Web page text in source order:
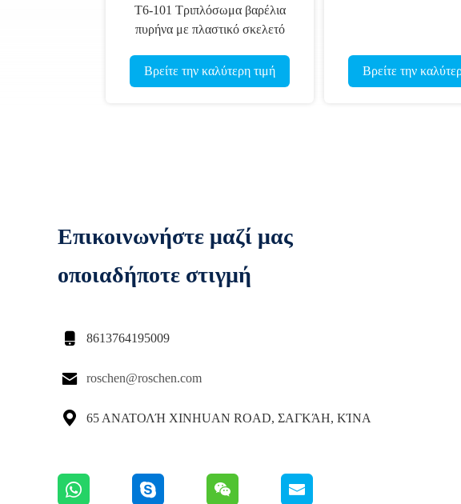
Τ6-101 Τριπλόσωμα βαρέλια
πυρήνα με πλαστικό σκελετό
Βρείτε την καλύτερη τιμή Βρείτε την
Επικοινωνήστε μαζί μας
οποιαδήποτε στιγμή
 8613764195009
 roschen@roschen.com
 65 ΑΝΑΤΟΛΉ XINHUAN ROAD, ΣΑΓΚΆΗ, ΚΊΝΑ